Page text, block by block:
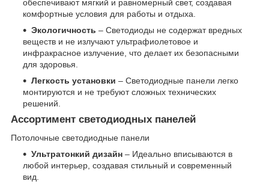
обеспечивают мягкий и равномерный свет, создавая
комфортные условия для работы и отдыха.
Экологичность – Светодиоды не содержат вредных
веществ и не излучают ультрафиолетовое и
инфракрасное излучение, что делает их безопасными
для здоровья.
Легкость установки – Светодиодные панели легко
монтируются и не требуют сложных технических
решений.
Ассортимент светодиодных панелей
Потолочные светодиодные панели
Ультратонкий дизайн – Идеально вписываются в
любой интерьер, создавая стильный и современный
вид.